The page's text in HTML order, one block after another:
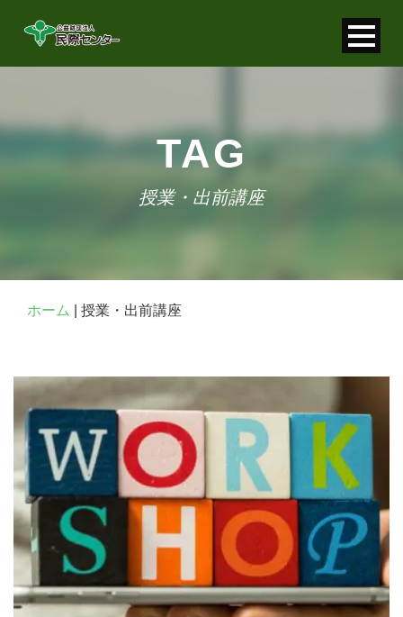
お問い合わせ
TAG
授業・出前講座
ホーム 授業・出前講座